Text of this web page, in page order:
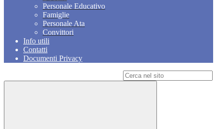
Personale Educativo
Famiglie
Personale Ata
Convittori
Info utili
Contatti
Documenti Privacy